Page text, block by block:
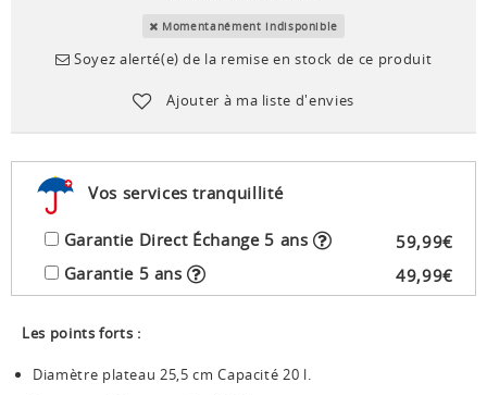
Momentanément indisponible
Soyez alerté(e) de la remise en stock de ce produit
Ajouter à ma liste d'envies
Vos services tranquillité
Garantie Direct Échange 5 ans 59,99€
Garantie 5 ans
49,99€
Les points forts :
Diamètre plateau 25,5 cm Capacité 20 l.